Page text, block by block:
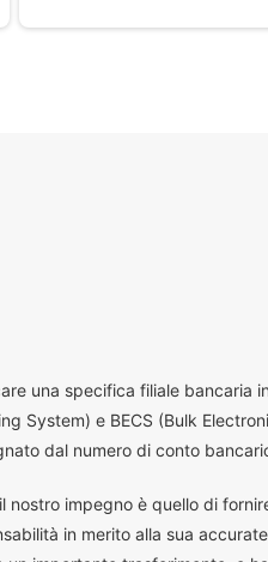
una specifica filiale bancaria
System) e BECS (Bulk
dal numero di conto
impegno è quello di
in merito alla sua